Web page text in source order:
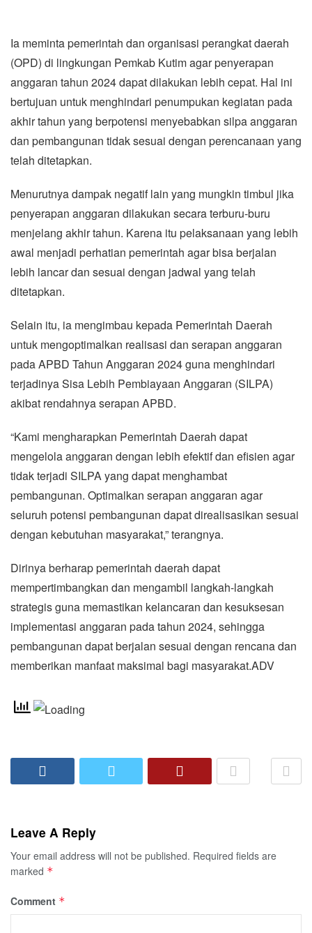
Ia meminta pemerintah dan organisasi perangkat daerah
(OPD) di lingkungan Pemkab Kutim agar penyerapan
anggaran tahun 2024 dapat dilakukan lebih cepat. Hal ini
bertujuan untuk menghindari penumpukan kegiatan pada
akhir tahun yang berpotensi menyebabkan silpa anggaran
dan pembangunan tidak sesuai dengan perencanaan yang
telah ditetapkan.
Menurutnya dampak negatif lain yang mungkin timbul jika
penyerapan anggaran dilakukan secara terburu-buru
menjelang akhir tahun. Karena itu pelaksanaan yang lebih
awal menjadi perhatian pemerintah agar bisa berjalan
lebih lancar dan sesuai dengan jadwal yang telah
ditetapkan.
Selain itu, ia mengimbau kepada Pemerintah Daerah
untuk mengoptimalkan realisasi dan serapan anggaran
pada APBD Tahun Anggaran 2024 guna menghindari
terjadinya Sisa Lebih Pembiayaan Anggaran (SILPA)
akibat rendahnya serapan APBD.
“Kami mengharapkan Pemerintah Daerah dapat
mengelola anggaran dengan lebih efektif dan efisien agar
tidak terjadi SILPA yang dapat menghambat
pembangunan. Optimalkan serapan anggaran agar
seluruh potensi pembangunan dapat direalisasikan sesuai
dengan kebutuhan masyarakat,” terangnya.
Dirinya berharap pemerintah daerah dapat
mempertimbangkan dan mengambil langkah-langkah
strategis guna memastikan kelancaran dan kesuksesan
implementasi anggaran pada tahun 2024, sehingga
pembangunan dapat berjalan sesuai dengan rencana dan
memberikan manfaat maksimal bagi masyarakat.ADV
Leave A Reply
Your email address will not be published. Required fields are
marked *
Comment *